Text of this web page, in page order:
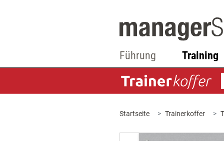
Führung Training
Startseite Trainerkoffer